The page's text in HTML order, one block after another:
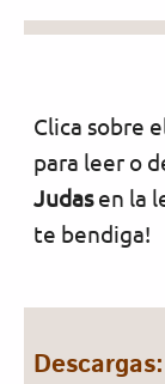
Clica sobre
para leer o
Judasen la
te bendiga!
Descargas: